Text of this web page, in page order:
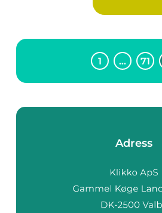
1 … 71
Adress